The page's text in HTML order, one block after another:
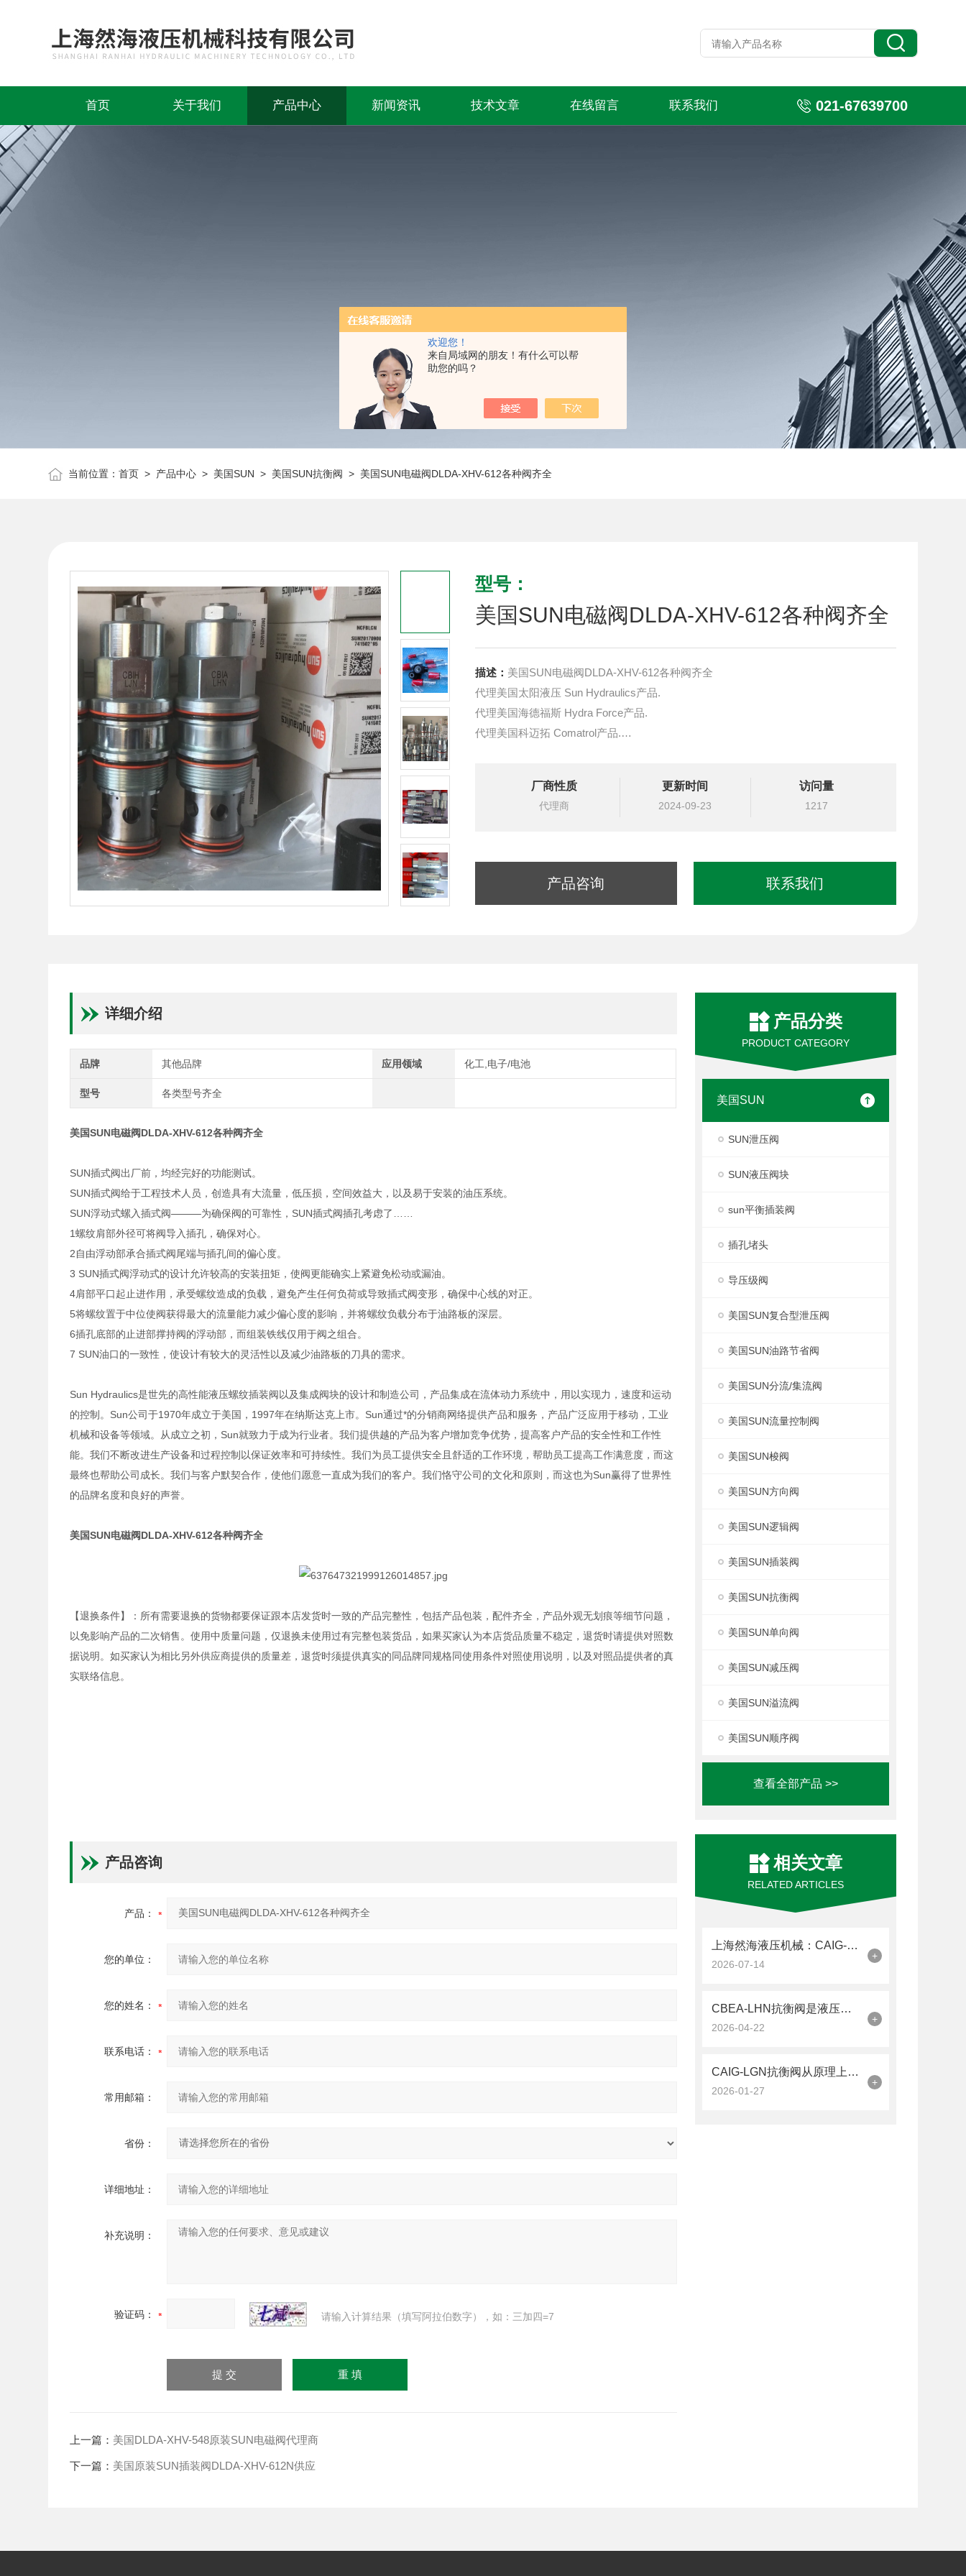
欢迎您！
来自局域网的朋友！有什么可以帮
助您的吗？
首页 关于我们 产品中心 新闻资讯 技术文章 在线留言 联系我们 021-67639700
当前位置：首页 > 产品中心 > 美国SUN > 美国SUN抗衡阀 > 美国SUN电磁阀DLDA-XHV-612各种阀齐全
型号：
美国SUN电磁阀DLDA-XHV-612各种阀齐全
描述： 美国SUN电磁阀DLDA-XHV-612各种阀齐全
代理美国太阳液压 Sun Hydraulics产品.
代理美国海德福斯 Hydra Force产品.
代理美国科迈拓 Comatrol产品.
液压油缸，经销力士乐、派克、中国台湾北部等液压元件
厂商性质
代理商
更新时间
2024-09-23
访问量
1217
产品咨询 联系我们
产品分类
PRODUCT CATEGORY
美国SUN
SUN泄压阀
SUN液压阀块
sun平衡插装阀
插孔堵头
导压级阀
美国SUN复合型泄压阀
美国SUN油路节省阀
美国SUN分流/集流阀
美国SUN流量控制阀
美国SUN梭阀
美国SUN方向阀
美国SUN逻辑阀
美国SUN插装阀
美国SUN抗衡阀
美国SUN单向阀
美国SUN减压阀
美国SUN溢流阀
美国SUN顺序阀
查看全部产品 >>
相关文章
RELATED ARTICLES
上海然海液压机械：CAIG-LGN抗衡阀的品质之选——实测数据解析
2026-07-14
+
CBEA-LHN抗衡阀是液压系统中的平衡卫士
2026-04-22
+
CAIG-LGN抗衡阀从原理上可分解为以下三个层面
2026-01-27
+
详细介绍
品牌 其他品牌 应用领域 化工,电子/电池
型号 各类型号齐全
美国SUN电磁阀DLDA-XHV-612各种阀齐全
SUN插式阀出厂前，均经完好的功能测试。
SUN插式阀给于工程技术人员，创造具有大流量，低压损，空间效益大，以及易于安装的油压系统。
SUN浮动式螺入插式阀———为确保阀的可靠性，SUN插式阀插孔考虑了……
1螺纹肩部外径可将阀导入插孔，确保对心。
2自由浮动部承合插式阀尾端与插孔间的偏心度。
3 SUN插式阀浮动式的设计允许较高的安装扭矩，使阀更能确实上紧避免松动或漏油。
4肩部平口起止进作用，承受螺纹造成的负载，避免产生任何负荷或导致插式阀变形，确保中心线的对正。
5将螺纹置于中位使阀获得最大的流量能力减少偏心度的影响，并将螺纹负载分布于油路板的深层。
6插孔底部的止进部撑持阀的浮动部，而组装铁线仅用于阀之组合。
7 SUN油口的一致性，使设计有较大的灵活性以及减少油路板的刀具的需求。
Sun Hydraulics是世先的高性能液压螺纹插装阀以及集成阀块的设计和制造公司，产品集成在流体动力系统中，用以实现力，速度和运动
的控制。Sun公司于1970年成立于美国，1997年在纳斯达克上市。Sun通过*的分销商网络提供产品和服务，产品广泛应用于移动，工业
机械和设备等领域。从成立之初，Sun就致力于成为行业者。我们提供越的产品为客户增加竞争优势，提高客户产品的安全性和工作性
能。我们不断改进生产设备和过程控制以保证效率和可持续性。我们为员工提供安全且舒适的工作环境，帮助员工提高工作满意度，而这
最终也帮助公司成长。我们与客户默契合作，使他们愿意一直成为我们的客户。我们恪守公司的文化和原则，而这也为Sun赢得了世界性
的品牌名度和良好的声誉。
美国SUN电磁阀DLDA-XHV-612各种阀齐全
【退换条件】：所有需要退换的货物都要保证跟本店发货时一致的产品完整性，包括产品包装，配件齐全，产品外观无划痕等细节问题，
以免影响产品的二次销售。使用中质量问题，仅退换未使用过有完整包装货品，如果买家认为本店货品质量不稳定，退货时请提供对照数
据说明。如买家认为相比另外供应商提供的质量差，退货时须提供真实的同品牌同规格同使用条件对照使用说明，以及对照品提供者的真
实联络信息。
产品咨询
产品：
您的单位：
您的姓名：
联系电话：
常用邮箱：
省份：
详细地址：
补充说明：
验证码： 请输入计算结果（填写阿拉伯数字），如：三加四=7
上一篇： 美国DLDA-XHV-548原装SUN电磁阀代理商
下一篇： 美国原装SUN插装阀DLDA-XHV-612N供应